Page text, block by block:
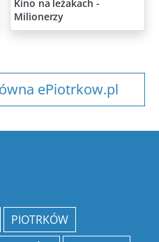
Kino na leżakach -
Milionerzy
ePiotrkow.pl
PIOTRKÓW